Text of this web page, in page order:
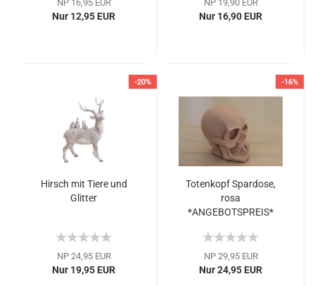
NP 16,95 EUR
Nur 12,95 EUR
NP 19,90 EUR
Nur 16,90 EUR
-20%
Hirsch mit Tiere und
Glitter
NP 24,95 EUR
Nur 19,95 EUR
-16%
Totenkopf Spardose,
rosa
*ANGEBOTSPREIS*
NP 29,95 EUR
Nur 24,95 EUR